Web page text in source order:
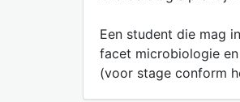
Een student die mag
facet microbiologie
(voor stage conform